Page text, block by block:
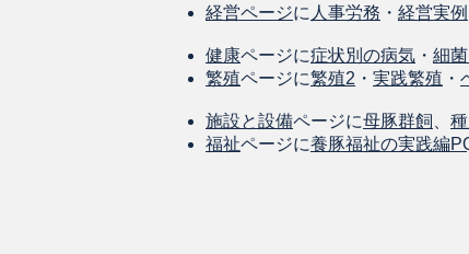
経営ページに 人事労務 ・ 経営実例
健康ページに症状別の病気 ・ 細
繁殖ページに繁殖2 ・ 実践繁殖 ・
施設と設備ページに母豚群飼
福祉ページに養豚福祉の実践編